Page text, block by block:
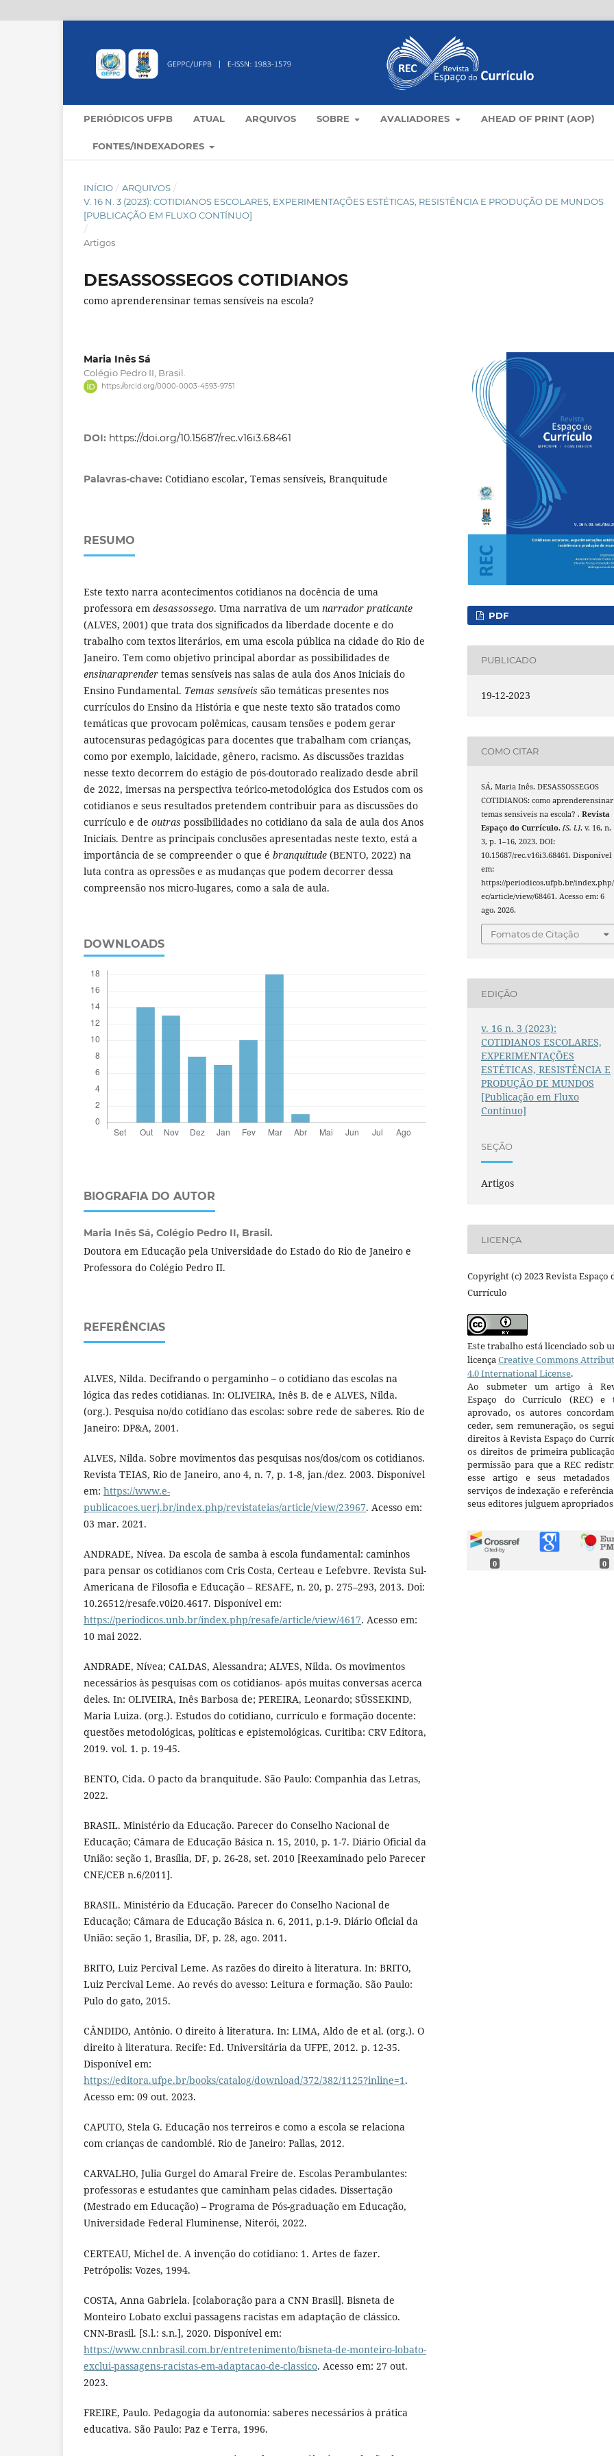
PERIÓDICOS UFPB ATUAL ARQUIVOS SOBRE AVALIADORES AHEAD OF PRINT (AOP)
FONTES/INDEXADORES
INÍCIO / ARQUIVOS /
V. 16 N. 3 (2023): COTIDIANOS ESCOLARES, EXPERIMENTAÇÕES ESTÉTICAS, RESISTÊNCIA E PRODUÇÃO DE MUNDOS
[PUBLICAÇÃO EM FLUXO CONTÍNUO]
/
Artigos
DESASSOSSEGOS COTIDIANOS
como aprenderensinar temas sensíveis na escola?
Maria Inês Sá
Colégio Pedro II, Brasil.
https://orcid.org/0000-0003-4593-9751
DOI: https://doi.org/10.15687/rec.v16i3.68461
Palavras-chave: Cotidiano escolar, Temas sensíveis, Branquitude
RESUMO
Este texto narra acontecimentos cotidianos na docência de uma
professora em desassossego. Uma narrativa de um narrador praticante
(ALVES, 2001) que trata dos significados da liberdade docente e do
trabalho com textos literários, em uma escola pública na cidade do Rio de
Janeiro. Tem como objetivo principal abordar as possibilidades de
ensinaraprender temas sensíveis nas salas de aula dos Anos Iniciais do
Ensino Fundamental. Temas sensíveis são temáticas presentes nos
currículos do Ensino da História e que neste texto são tratados como
temáticas que provocam polêmicas, causam tensões e podem gerar
autocensuras pedagógicas para docentes que trabalham com crianças,
como por exemplo, laicidade, gênero, racismo. As discussões trazidas
nesse texto decorrem do estágio de pós-doutorado realizado desde abril
de 2022, imersas na perspectiva teórico-metodológica dos Estudos com os
cotidianos e seus resultados pretendem contribuir para as discussões do
currículo e de outras possibilidades no cotidiano da sala de aula dos Anos
Iniciais. Dentre as principais conclusões apresentadas neste texto, está a
importância de se compreender o que é branquitude (BENTO, 2022) na
luta contra as opressões e as mudanças que podem decorrer dessa
compreensão nos micro-lugares, como a sala de aula.
DOWNLOADS
BIOGRAFIA DO AUTOR
Maria Inês Sá, Colégio Pedro II, Brasil.
Doutora em Educação pela Universidade do Estado do Rio de Janeiro e
Professora do Colégio Pedro II.
REFERÊNCIAS
ALVES, Nilda. Decifrando o pergaminho – o cotidiano das escolas na
lógica das redes cotidianas. In: OLIVEIRA, Inês B. de e ALVES, Nilda.
(org.). Pesquisa no/do cotidiano das escolas: sobre rede de saberes. Rio de
Janeiro: DP&A, 2001.
ALVES, Nilda. Sobre movimentos das pesquisas nos/dos/com os cotidianos.
Revista TEIAS, Rio de Janeiro, ano 4, n. 7, p. 1-8, jan./dez. 2003. Disponível
em: https://www.e-
publicacoes.uerj.br/index.php/revistateias/article/view/23967. Acesso em:
03 mar. 2021.
ANDRADE, Nívea. Da escola de samba à escola fundamental: caminhos
para pensar os cotidianos com Cris Costa, Certeau e Lefebvre. Revista Sul-
Americana de Filosofia e Educação – RESAFE, n. 20, p. 275–293, 2013. Doi:
10.26512/resafe.v0i20.4617. Disponível em:
https://periodicos.unb.br/index.php/resafe/article/view/4617. Acesso em:
10 mai 2022.
ANDRADE, Nívea; CALDAS, Alessandra; ALVES, Nilda. Os movimentos
necessários às pesquisas com os cotidianos- após muitas conversas acerca
deles. In: OLIVEIRA, Inês Barbosa de; PEREIRA, Leonardo; SÜSSEKIND,
Maria Luiza. (org.). Estudos do cotidiano, currículo e formação docente:
questões metodológicas, políticas e epistemológicas. Curitiba: CRV Editora,
2019. vol. 1. p. 19-45.
BENTO, Cida. O pacto da branquitude. São Paulo: Companhia das Letras,
2022.
BRASIL. Ministério da Educação. Parecer do Conselho Nacional de
Educação; Câmara de Educação Básica n. 15, 2010, p. 1-7. Diário Oficial da
União: seção 1, Brasília, DF, p. 26-28, set. 2010 [Reexaminado pelo Parecer
CNE/CEB n.6/2011].
BRASIL. Ministério da Educação. Parecer do Conselho Nacional de
Educação; Câmara de Educação Básica n. 6, 2011, p.1-9. Diário Oficial da
União: seção 1, Brasília, DF, p. 28, ago. 2011.
BRITO, Luiz Percival Leme. As razões do direito à literatura. In: BRITO,
Luiz Percival Leme. Ao revés do avesso: Leitura e formação. São Paulo:
Pulo do gato, 2015.
CÂNDIDO, Antônio. O direito à literatura. In: LIMA, Aldo de et al. (org.). O
direito à literatura. Recife: Ed. Universitária da UFPE, 2012. p. 12-35.
Disponível em:
https://editora.ufpe.br/books/catalog/download/372/382/1125?inline=1.
Acesso em: 09 out. 2023.
CAPUTO, Stela G. Educação nos terreiros e como a escola se relaciona
com crianças de candomblé. Rio de Janeiro: Pallas, 2012.
CARVALHO, Julia Gurgel do Amaral Freire de. Escolas Perambulantes:
professoras e estudantes que caminham pelas cidades. Dissertação
(Mestrado em Educação) – Programa de Pós-graduação em Educação,
Universidade Federal Fluminense, Niterói, 2022.
CERTEAU, Michel de. A invenção do cotidiano: 1. Artes de fazer.
Petrópolis: Vozes, 1994.
COSTA, Anna Gabriela. [colaboração para a CNN Brasil]. Bisneta de
Monteiro Lobato exclui passagens racistas em adaptação de clássico.
CNN-Brasil. [S.l.: s.n.], 2020. Disponível em:
https://www.cnnbrasil.com.br/entretenimento/bisneta-de-monteiro-lobato-
exclui-passagens-racistas-em-adaptacao-de-classico. Acesso em: 27 out.
2023.
FREIRE, Paulo. Pedagogia da autonomia: saberes necessários à prática
educativa. São Paulo: Paz e Terra, 1996.
PDF
PUBLICADO
19-12-2023
COMO CITAR
SÁ, Maria Inês. DESASSOSSEGOS
COTIDIANOS: como aprenderensinar
temas sensíveis na escola? .Revista
Espaço do Currículo,[S. l.], v. 16, n.
3, p. 1–16, 2023. DOI:
10.15687/rec.v16i3.68461. Disponível
em:
https://periodicos.ufpb.br/
ec/article/view/68461. Acesso em: 6
ago. 2026.
Fomatos de Citação
EDIÇÃO
v. 16 n. 3 (2023):
COTIDIANOS ESCOLARES,
EXPERIMENTAÇÕES
ESTÉTICAS, RESISTÊNCIA E
PRODUÇÃO DE MUNDOS
[Publicação em Fluxo
Contínuo]
SEÇÃO
Artigos
LICENÇA
Copyright (c) 2023 Revista Espaço
Currículo
Este trabalho está licenciado sob
licençaCreative Commons
4.0 International License.
Ao submeter um artigo à
Espaço do Currículo (REC) e
aprovado, os autores
ceder, sem remuneração, os
direitos à Revista Espaço do
os direitos de primeira
permissão para que a REC
esse artigo e seus metadados
serviços de indexação e
seus editores julguem
0 0